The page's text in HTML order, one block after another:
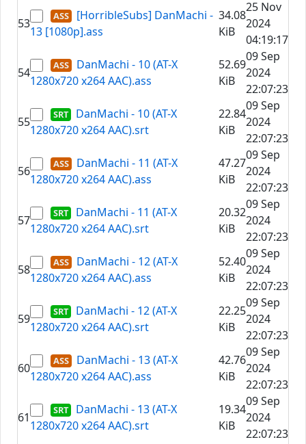
53
[HorribleSubs] DanMachi -
13 [1080p].ass
34.08
KiB
25 Nov
2024
04:19:17
54
DanMachi - 10 (AT-X
1280x720 x264 AAC).ass
52.69
KiB
09 Sep
2024
22:07:23
55
DanMachi - 10 (AT-X
1280x720 x264 AAC).srt
22.84
KiB
09 Sep
2024
22:07:23
56
DanMachi - 11 (AT-X
1280x720 x264 AAC).ass
47.27
KiB
09 Sep
2024
22:07:23
57
DanMachi - 11 (AT-X
1280x720 x264 AAC).srt
20.32
KiB
09 Sep
2024
22:07:23
58
DanMachi - 12 (AT-X
1280x720 x264 AAC).ass
52.40
KiB
09 Sep
2024
22:07:23
59
DanMachi - 12 (AT-X
1280x720 x264 AAC).srt
22.25
KiB
09 Sep
2024
22:07:23
60
DanMachi - 13 (AT-X
1280x720 x264 AAC).ass
42.76
KiB
09 Sep
2024
22:07:23
61
DanMachi - 13 (AT-X
1280x720 x264 AAC).srt
19.34
KiB
09 Sep
2024
22:07:23